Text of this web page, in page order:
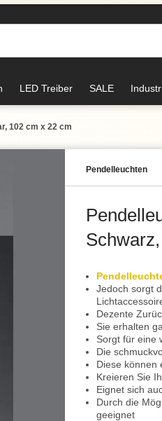
LED Treiber SALE
102 cm x 22 cm
Pendel­leuchten
Jedoch sorgt
Dezente
Sie erhalten
Sorgt für eine
Die
Diese können
Kreieren Sie
Eignet sich
Durch die
geeignet